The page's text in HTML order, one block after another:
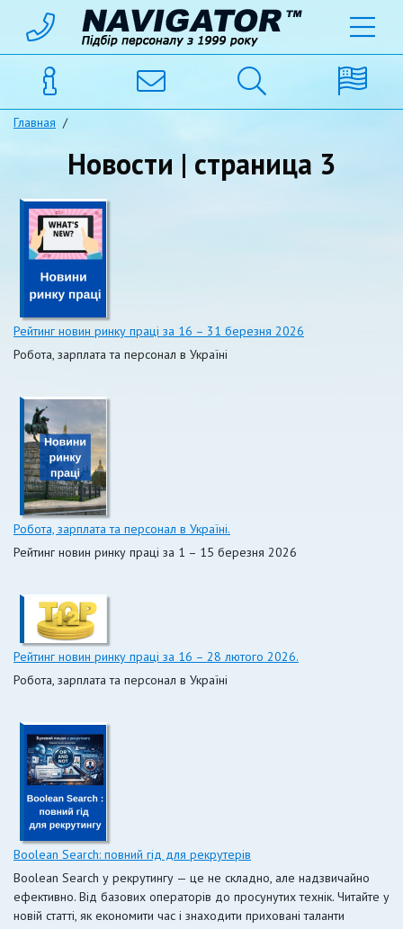
Главная /
Новости | страница 3
Рейтинг новин ринку праці за 16 – 31 березня 2026
Робота, зарплата та персонал в Україні
Робота, зарплата та персонал в Україні.
Рейтинг новин ринку праці за 1 – 15 березня 2026
Рейтинг новин ринку праці за 16 – 28 лютого 2026.
Робота, зарплата та персонал в Україні
Boolean Search: повний гід для рекрутерів
Boolean Search у рекрутингу — це не складно, але надзвичайно
ефективно. Від базових операторів до просунутих технік. Читайте у
новій статті, як економити час і знаходити приховані таланти